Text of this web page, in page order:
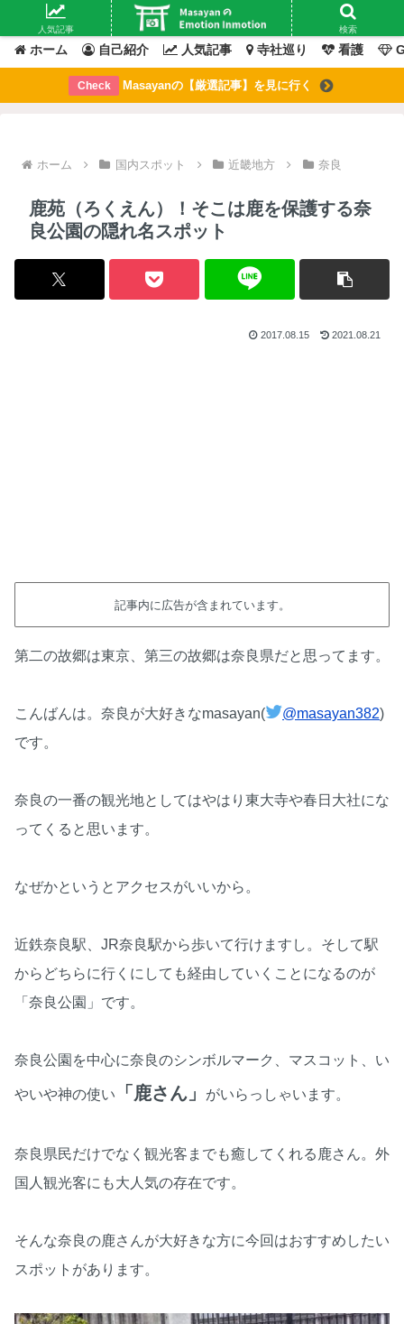
Masayanの「感情」が動いたその「瞬間」を綴るブログ
ホーム 自己紹介 人気記事 寺社巡り 看護
Check Masayanの【厳選記事】を見に行く
ホーム 国内スポット 近畿地方 奈良
鹿苑（ろくえん）！そこは鹿を保護する奈
良公園の隠れ名スポット
2017.08.15 2021.08.21
記事内に広告が含まれています。
第二の故郷は東京、第三の故郷は奈良県だと思ってます。
こんばんは。奈良が大好きなmasayan( @masayan382)
です。
奈良の一番の観光地としてはやはり東大寺や春日大社にな
ってくると思います。
なぜかというとアクセスがいいから。
近鉄奈良駅、JR奈良駅から歩いて行けますし。そして駅
からどちらに行くにしても経由していくことになるのが
「奈良公園」です。
奈良公園を中心に奈良のシンボルマーク、マスコット、い
やいや神の使い 「鹿さん」 がいらっしゃいます。
奈良県民だけでなく観光客までも癒してくれる鹿さん。外
国人観光客にも大人気の存在です。
そんな奈良の鹿さんが大好きな方に今回はおすすめしたい
スポットがあります。
人気記事 検索